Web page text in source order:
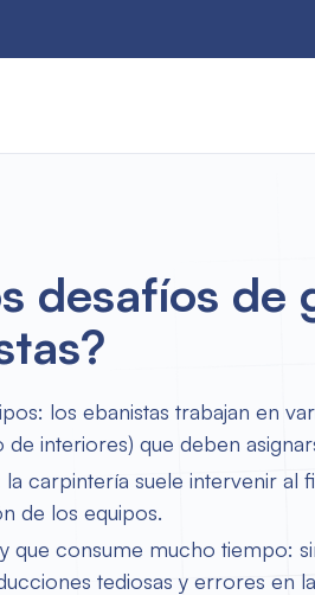
desafíos
los ebanistas trabajan en
de interiores) que deben
carpintería suele intervenir al
de los equipos.
que consume mucho tiempo:
tediosas y errores en